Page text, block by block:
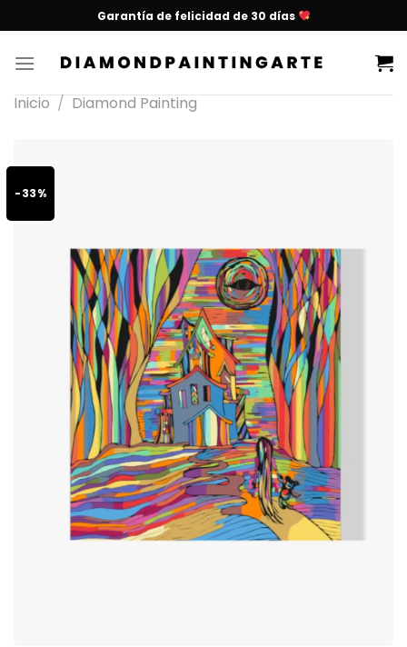
Garantía de felicidad de 30 días
Inicio / Diamond Painting
-33%